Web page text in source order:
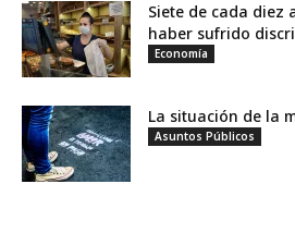
Siete de cada diez
haber sufrido
Economía
La situación de la
Asuntos Públicos